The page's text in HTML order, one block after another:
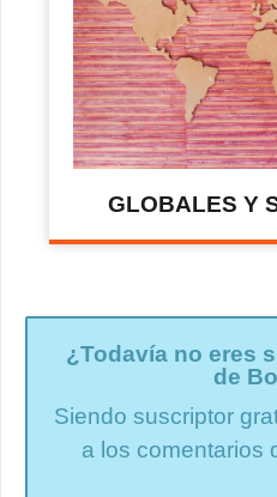
GLOBALES Y
¿Todavía no eres
de
Siendo suscriptor
a los comentarios